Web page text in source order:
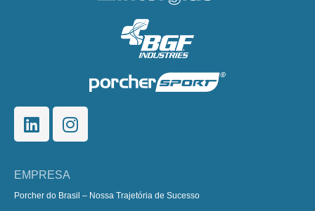
EMPRESA
Porcher do Brasil – Nossa Trajetória de Sucesso